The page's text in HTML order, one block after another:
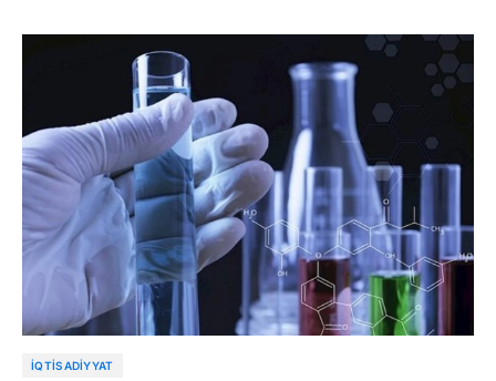
min dollara bərabər olub.
İQTISADIYYAT